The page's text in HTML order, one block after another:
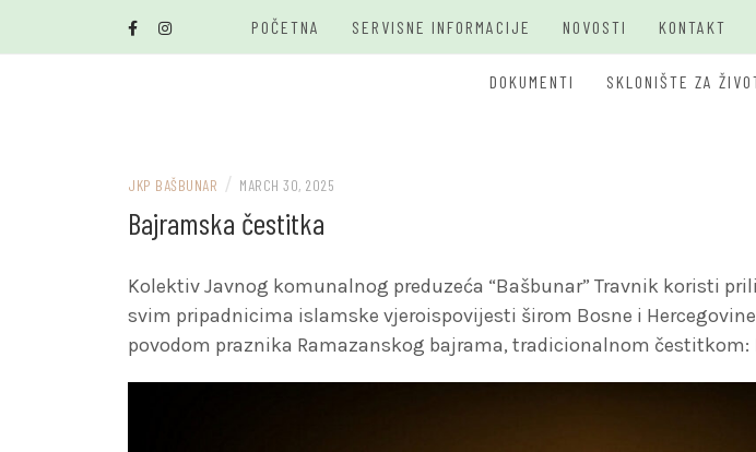
POČETNA SERVISNE INFORMACIJE NOVOSTI KONTAKT
DOKUMENTI SKLONIŠTE ZA
JKP BAŠBUNAR / MARCH 30, 2025
Bajramska čestitka
Kolektiv Javnog komunalnog preduzeća “Bašbunar” Travnik koristi
svim pripadnicima islamske vjeroispovijesti širom Bosne i
povodom praznika Ramazanskog bajrama, tradicionalnom čestitkom: